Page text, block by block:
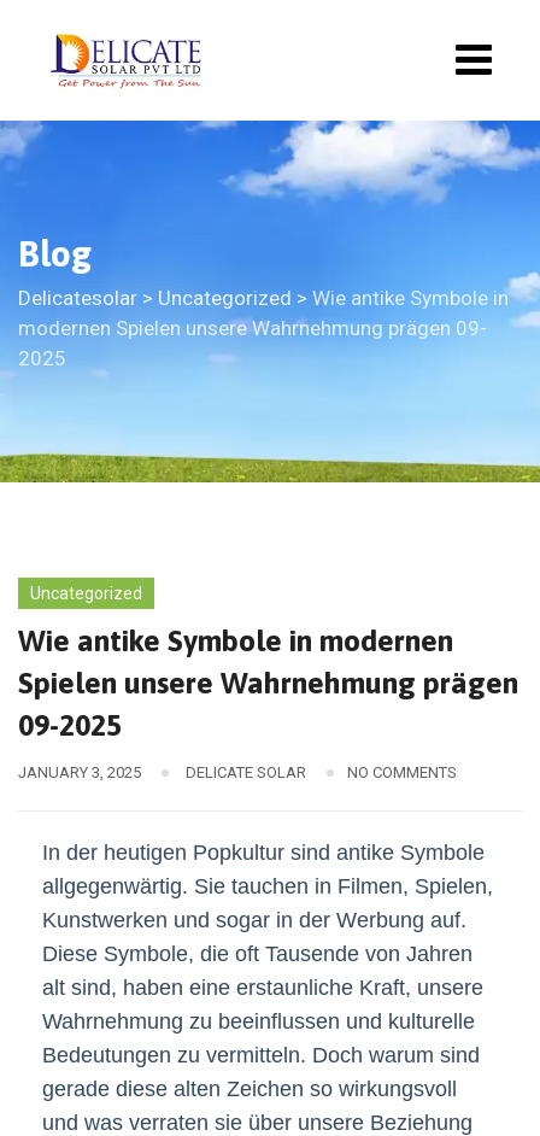
Blog
Delicatesolar > Uncategorized > Wie antike Symbole in
modernen Spielen unsere Wahrnehmung prägen 09-
2025
Uncategorized
Wie antike Symbole in modernen
Spielen unsere Wahrnehmung prägen
09-2025
JANUARY 3, 2025 DELICATE SOLAR NO COMMENTS
In der heutigen Popkultur sind antike Symbole
allgegenwärtig. Sie tauchen in Filmen, Spielen,
Kunstwerken und sogar in der Werbung auf.
Diese Symbole, die oft Tausende von Jahren
alt sind, haben eine erstaunliche Kraft, unsere
Wahrnehmung zu beeinflussen und kulturelle
Bedeutungen zu vermitteln. Doch warum sind
gerade diese alten Zeichen so wirkungsvoll
und was verraten sie über unsere Beziehung